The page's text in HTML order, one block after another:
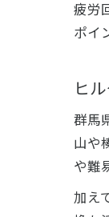
疲労
ポイ
ヒ
群馬
山や
や難
加え